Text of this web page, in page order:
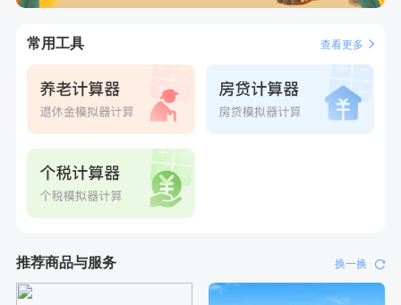
7分钟前
毛**
购买了汤臣倍健多维男士多种维生素矿物质片1.5g*60片*2
刚刚
购买了美的体重秤 MO-CW5 白色
常用工具 查看更多
推荐商品与服务 换一换